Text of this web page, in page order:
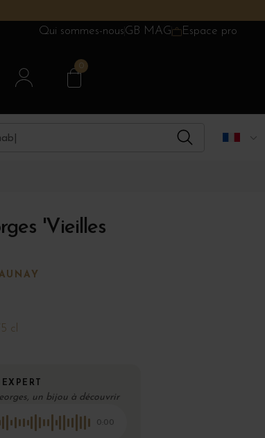
Qui sommes-nousGB MAG Espace pro
0
'Vieilles
cl
un bijou à découvrir
0:00